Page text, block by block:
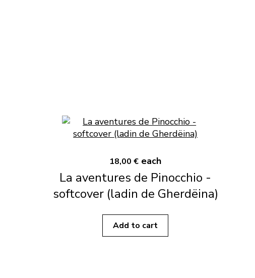
18,00 € each
La aventures de Pinocchio -
softcover (ladin de Gherdëina)
Add to cart